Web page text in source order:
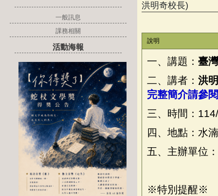
一般訊息
課務相關
活動海報
洪明奇校長)
說明
一、講題： 臺
二、講者： 洪
完整簡介請參
三、時間：
四、地點：水
五、主辦單位
※特別提醒※